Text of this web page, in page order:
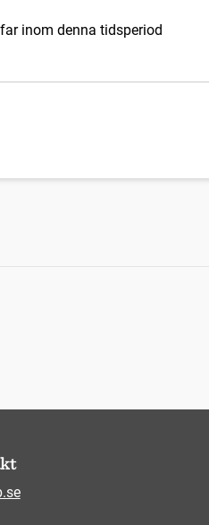
inom denna tidsperiod